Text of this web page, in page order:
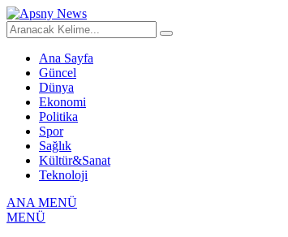
Ana Sayfa
Güncel
Dünya
Ekonomi
Politika
Spor
Sağlık
Kültür&Sanat
Teknoloji
ANA MENÜ
MENÜ